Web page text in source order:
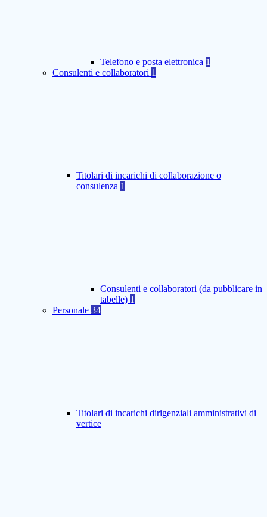
Telefono e posta elettronica 1
Consulenti e collaboratori 1
Titolari di incarichi di collaborazione o
consulenza 1
Consulenti e collaboratori (da pubblicare in
tabelle) 1
Personale 34
Titolari di incarichi dirigenziali amministrativi di
vertice